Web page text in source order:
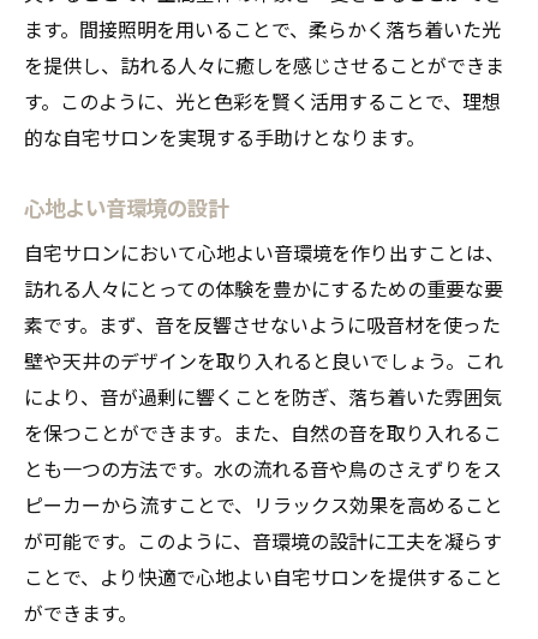
ます。間接照明を用いることで、柔らかく落ち着いた光
を提供し、訪れる人々に癒しを感じさせることができま
す。このように、光と色彩を賢く活用することで、理想
的な自宅サロンを実現する手助けとなります。
心地よい音環境の設計
自宅サロンにおいて心地よい音環境を作り出すことは、
訪れる人々にとっての体験を豊かにするための重要な要
素です。まず、音を反響させないように吸音材を使った
壁や天井のデザインを取り入れると良いでしょう。これ
により、音が過剰に響くことを防ぎ、落ち着いた雰囲気
を保つことができます。また、自然の音を取り入れるこ
とも一つの方法です。水の流れる音や鳥のさえずりをス
ピーカーから流すことで、リラックス効果を高めること
が可能です。このように、音環境の設計に工夫を凝らす
ことで、より快適で心地よい自宅サロンを提供すること
ができます。